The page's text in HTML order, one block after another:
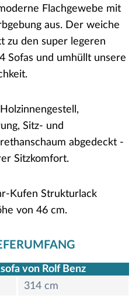
Flachgewebe mit
aus. Der weiche
zu den super legeren
Sofas und umhüllt unsere
Sitz- und
abgedeckt -
Sitzkomfort.
Kufen Strukturlack
von 46 cm.
von Rolf Benz
314 cm